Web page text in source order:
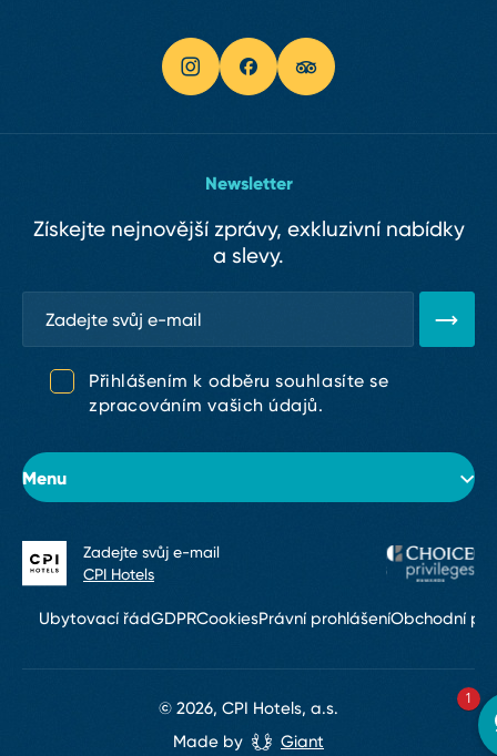
Menu
O hotelu
Pokoje
Restaurace a bary
Newsletter
Získejte nejnovější zprávy, exkluzivní nabídky
a slevy.
Přihlášením k odběru souhlasíte se
zpracováním vašich údajů.
Ubytovací řádGDPRCookiesPrávní prohlášeníObchodní
© 2026, CPI Hotels, a.s.
Zadejte svůj e⁠-⁠mail
CPI Hotels
Made by Giant
1